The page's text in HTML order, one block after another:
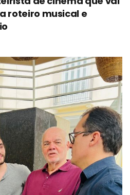
roteiro musical e